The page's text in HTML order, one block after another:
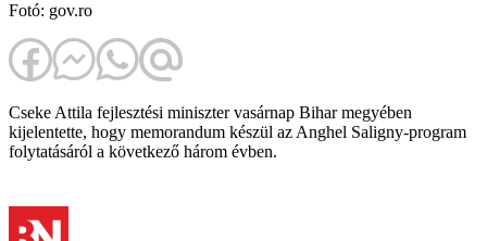
Fotó: gov.ro
Cseke Attila fejlesztési miniszter vasárnap Bihar megyében
kijelentette, hogy memorandum készül az Anghel Saligny-program
folytatásáról a következő három évben.